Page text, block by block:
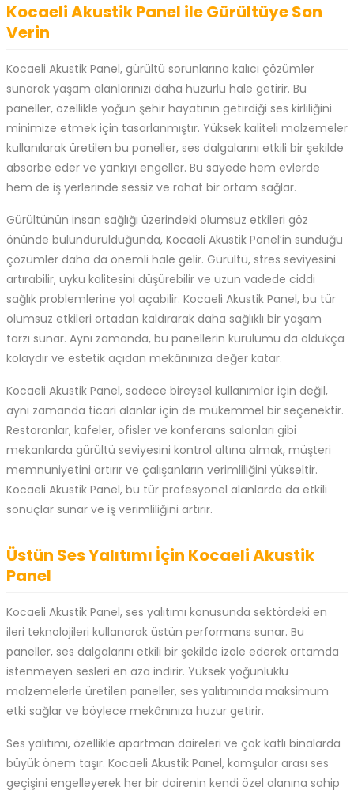
Kocaeli Akustik Panel ile Gürültüye Son
Verin
Kocaeli Akustik Panel, gürültü sorunlarına kalıcı çözümler
sunarak yaşam alanlarınızı daha huzurlu hale getirir. Bu
paneller, özellikle yoğun şehir hayatının getirdiği ses kirliliğini
minimize etmek için tasarlanmıştır. Yüksek kaliteli malzemeler
kullanılarak üretilen bu paneller, ses dalgalarını etkili bir şekilde
absorbe eder ve yankıyı engeller. Bu sayede hem evlerde
hem de iş yerlerinde sessiz ve rahat bir ortam sağlar.
Gürültünün insan sağlığı üzerindeki olumsuz etkileri göz
önünde bulundurulduğunda, Kocaeli Akustik Panel’in sunduğu
çözümler daha da önemli hale gelir. Gürültü, stres seviyesini
artırabilir, uyku kalitesini düşürebilir ve uzun vadede ciddi
sağlık problemlerine yol açabilir. Kocaeli Akustik Panel, bu tür
olumsuz etkileri ortadan kaldırarak daha sağlıklı bir yaşam
tarzı sunar. Aynı zamanda, bu panellerin kurulumu da oldukça
kolaydır ve estetik açıdan mekânınıza değer katar.
Kocaeli Akustik Panel, sadece bireysel kullanımlar için değil,
aynı zamanda ticari alanlar için de mükemmel bir seçenektir.
Restoranlar, kafeler, ofisler ve konferans salonları gibi
mekanlarda gürültü seviyesini kontrol altına almak, müşteri
memnuniyetini artırır ve çalışanların verimliliğini yükseltir.
Kocaeli Akustik Panel, bu tür profesyonel alanlarda da etkili
sonuçlar sunar ve iş verimliliğini artırır.
Üstün Ses Yalıtımı İçin Kocaeli Akustik
Panel
Kocaeli Akustik Panel, ses yalıtımı konusunda sektördeki en
ileri teknolojileri kullanarak üstün performans sunar. Bu
paneller, ses dalgalarını etkili bir şekilde izole ederek ortamda
istenmeyen sesleri en aza indirir. Yüksek yoğunluklu
malzemelerle üretilen paneller, ses yalıtımında maksimum
etki sağlar ve böylece mekânınıza huzur getirir.
Ses yalıtımı, özellikle apartman daireleri ve çok katlı binalarda
büyük önem taşır. Kocaeli Akustik Panel, komşular arası ses
geçişini engelleyerek her bir dairenin kendi özel alanına sahip